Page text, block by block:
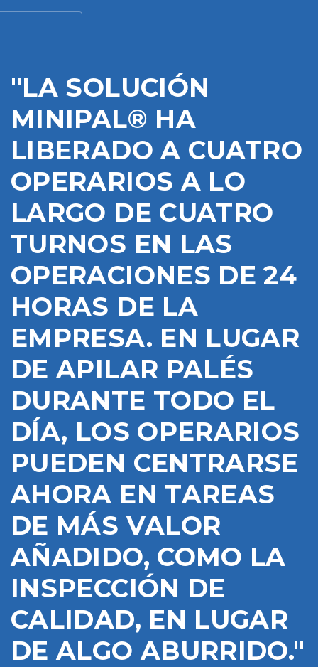
"LA SOLUCIÓN
MINIPAL® HA
LIBERADO A CUATRO
OPERARIOS A LO
LARGO DE CUATRO
TURNOS EN LAS
OPERACIONES DE 24
HORAS DE LA
EMPRESA. EN LUGAR
DE APILAR PALÉS
DURANTE TODO EL
DÍA, LOS OPERARIOS
PUEDEN CENTRARSE
AHORA EN TAREAS
DE MÁS VALOR
AÑADIDO, COMO LA
INSPECCIÓN DE
CALIDAD, EN LUGAR
DE ALGO ABURRIDO."